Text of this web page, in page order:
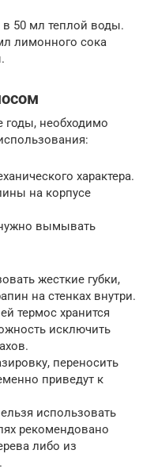
в 50 мл теплой воды.
лимонного сока
годы, необходимо
характера.
на корпусе
вымывать
жесткие губки,
на стенках внутри.
термос хранится
исключить
переносить
приведут к
использовать
рекомендовано
либо из